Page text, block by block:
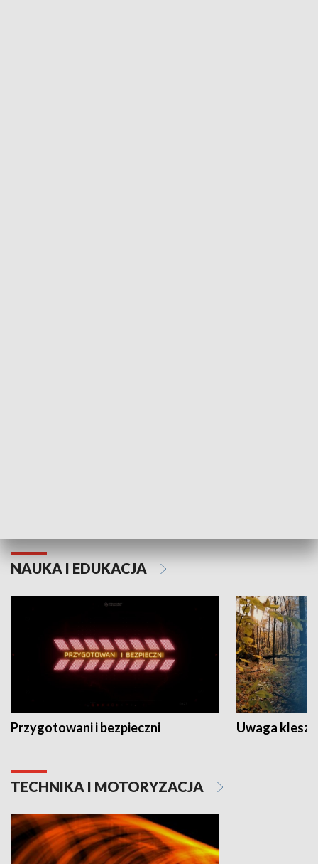
NAUKA I EDUKACJA
Przygotowani i bezpieczni Uwaga
TECHNIKA I MOTORYZACJA